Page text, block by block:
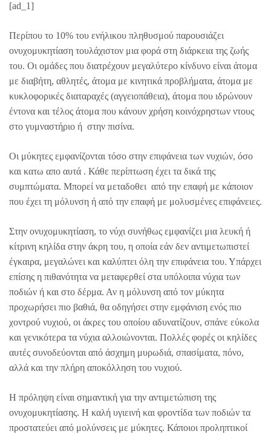
[ad_1]
Περίπου το 10% του ενήλικου πληθυσμού παρουσιάζει
ονυχομυκητίαση τουλάχιστον μια φορά στη διάρκεια της ζωής
του. Οι ομάδες που διατρέχουν μεγαλύτερο κίνδυνο είναι άτομα
με διαβήτη, αθλητές, άτομα με κινητικά προβλήματα, άτομα με
κυκλοφορικές διαταραχές (αγγειοπάθεια), άτομα που ιδρώνουν
έντονα και τέλος άτομα που κάνουν χρήση κοινόχρηστων ντους
στο γυμναστήριο ή στην πισίνα.
Οι μύκητες εμφανίζονται τόσο στην επιφάνεια των νυχιών, όσο
και κατω απο αυτά . Κάθε περίπτωση έχει τα δικά της
συμπτώματα. Μπορεί να μεταδοθει από την επαφή με κάποιον
που έχει τη μόλυνση ή από την επαφή με μολυσμένες επιφάνειες.
Στην ονυχομυκητίαση, το νύχι συνήθως εμφανίζει μια λευκή ή
κίτρινη κηλίδα στην άκρη του, η οποία εάν δεν αντιμετωπιστεί
έγκαιρα, μεγαλώνει και καλύπτει όλη την επιφάνεια του. Υπάρχει
επίσης η πιθανότητα να μεταφερθεί στα υπόλοιπα νύχια των
ποδιών ή και στο δέρμα. Αν η μόλυνση από τον μύκητα
προχωρήσει πιο βαθιά, θα οδηγήσει στην εμφάνιση ενός πιο
χοντρού νυχιού, οι άκρες του οποίου αδυνατίζουν, σπάνε εύκολα
και γενικότερα τα νύχια αλλοιώνονται. Πολλές φορές οι κηλίδες
αυτές συνοδεύονται από άσχημη μυρωδιά, σπασίματα, πόνο,
αλλά και την πλήρη αποκόλληση του νυχιού.
Η πρόληψη είναι σημαντική για την αντιμετώπιση της
ονυχομυκητίασης. Η καλή υγιεινή και φροντίδα των ποδιών τα
προστατεύει από μολύνσεις με μύκητες. Κάποιοι προληπτικοί